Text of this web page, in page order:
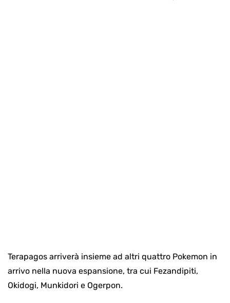
Terapagos arriverà insieme ad altri quattro Pokemon in
arrivo nella nuova espansione, tra cui Fezandipiti,
Okidogi, Munkidori e Ogerpon.